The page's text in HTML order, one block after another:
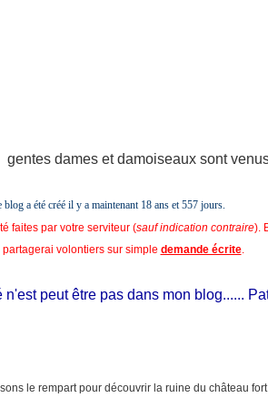
gentes dames et damoiseaux sont
blog a été créé il y a maintenant 18 ans et557 jours.
faites par votre serviteur (sauf indication contraire).
partagerai volontiers sur simple demande écrite.
peut être pas dans mon blog......